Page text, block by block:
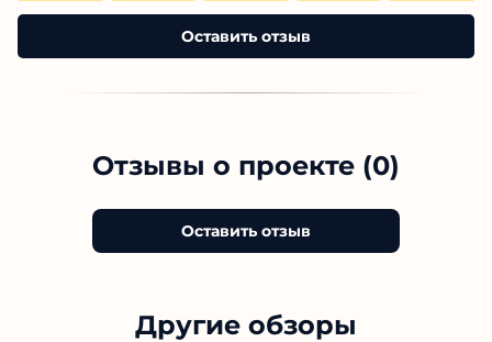
Оставить отзыв
Отзывы о проекте (0)
Оставить отзыв
Другие обзоры